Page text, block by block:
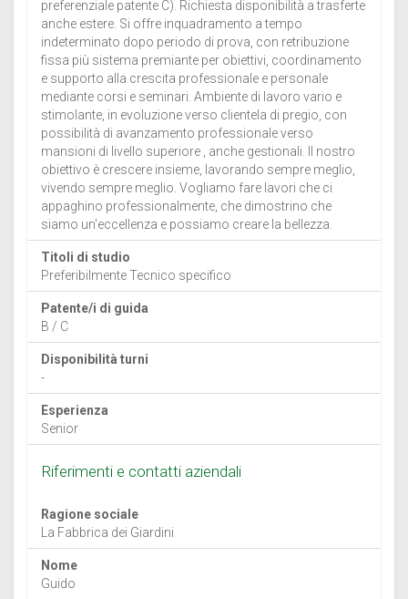
preferenziale patente C). Richiesta disponibilità a trasferte
anche estere. Si offre inquadramento a tempo
indeterminato dopo periodo di prova, con retribuzione
fissa più sistema premiante per obiettivi, coordinamento
e supporto alla crescita professionale e personale
mediante corsi e seminari. Ambiente di lavoro vario e
stimolante, in evoluzione verso clientela di pregio, con
possibilità di avanzamento professionale verso
mansioni di livello superiore , anche gestionali. Il nostro
obiettivo è crescere insieme, lavorando sempre meglio,
vivendo sempre meglio. Vogliamo fare lavori che ci
appaghino professionalmente, che dimostrino che
siamo un'eccellenza e possiamo creare la bellezza.
Titoli di studio
Preferibilmente Tecnico specifico
Patente/i di guida
B / C
Disponibilità turni
-
Esperienza
Senior
Riferimenti e contatti aziendali
Ragione sociale
La Fabbrica dei Giardini
Nome
Guido